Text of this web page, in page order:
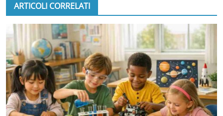
ARTICOLI CORRELATI